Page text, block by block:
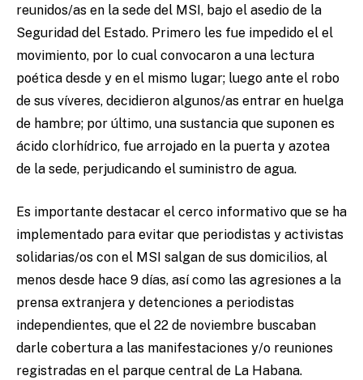
reunidos/as en la sede del MSI, bajo el asedio de la
Seguridad del Estado. Primero les fue impedido el el
movimiento, por lo cual convocaron a una lectura
poética desde y en el mismo lugar; luego ante el robo
de sus víveres, decidieron algunos/as entrar en huelga
de hambre; por último, una sustancia que suponen es
ácido clorhídrico, fue arrojado en la puerta y azotea
de la sede, perjudicando el suministro de agua.
Es importante destacar el cerco informativo que se ha
implementado para evitar que periodistas y activistas
solidarias/os con el MSI salgan de sus domicilios, al
menos desde hace 9 días, así como las agresiones a la
prensa extranjera y detenciones a periodistas
independientes, que el 22 de noviembre buscaban
darle cobertura a las manifestaciones y/o reuniones
registradas en el parque central de La Habana.